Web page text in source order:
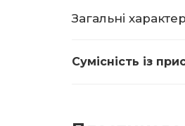
Загальні
Сумісність із